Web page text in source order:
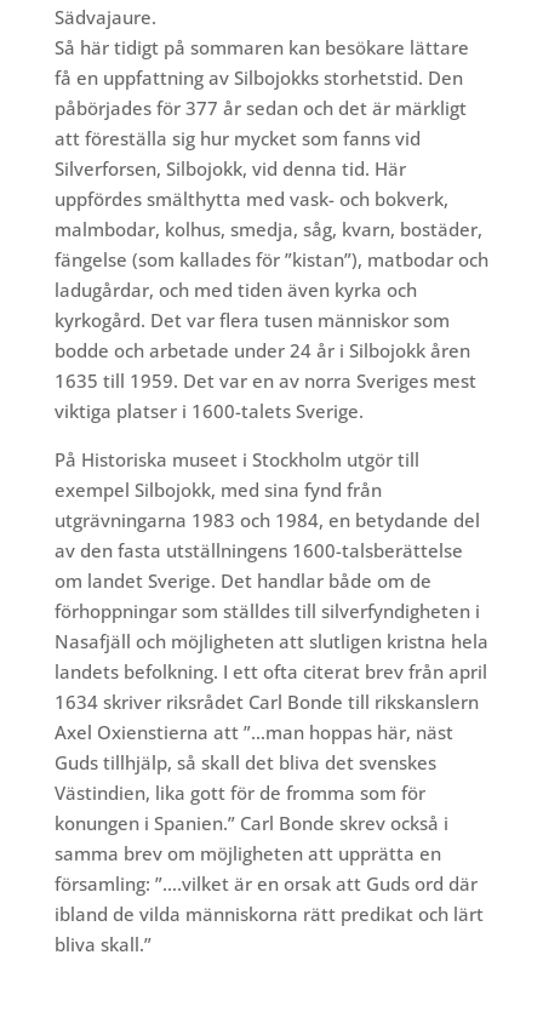
Sädvajaure.
Så här tidigt på sommaren kan besökare lättare
få en uppfattning av Silbojokks storhetstid. Den
påbörjades för 377 år sedan och det är märkligt
att föreställa sig hur mycket som fanns vid
Silverforsen, Silbojokk, vid denna tid. Här
uppfördes smälthytta med vask- och bokverk,
malmbodar, kolhus, smedja, såg, kvarn, bostäder,
fängelse (som kallades för ”kistan”), matbodar och
ladugårdar, och med tiden även kyrka och
kyrkogård. Det var flera tusen människor som
bodde och arbetade under 24 år i Silbojokk åren
1635 till 1959. Det var en av norra Sveriges mest
viktiga platser i 1600-talets Sverige.
På Historiska museet i Stockholm utgör till
exempel Silbojokk, med sina fynd från
utgrävningarna 1983 och 1984, en betydande del
av den fasta utställningens 1600-talsberättelse
om landet Sverige. Det handlar både om de
förhoppningar som ställdes till silverfyndigheten i
Nasafjäll och möjligheten att slutligen kristna hela
landets befolkning. I ett ofta citerat brev från april
1634 skriver riksrådet Carl Bonde till rikskanslern
Axel Oxienstierna att ”…man hoppas här, näst
Guds tillhjälp, så skall det bliva det svenskes
Västindien, lika gott för de fromma som för
konungen i Spanien.” Carl Bonde skrev också i
samma brev om möjligheten att upprätta en
församling: ”….vilket är en orsak att Guds ord där
ibland de vilda människorna rätt predikat och lärt
bliva skall.”